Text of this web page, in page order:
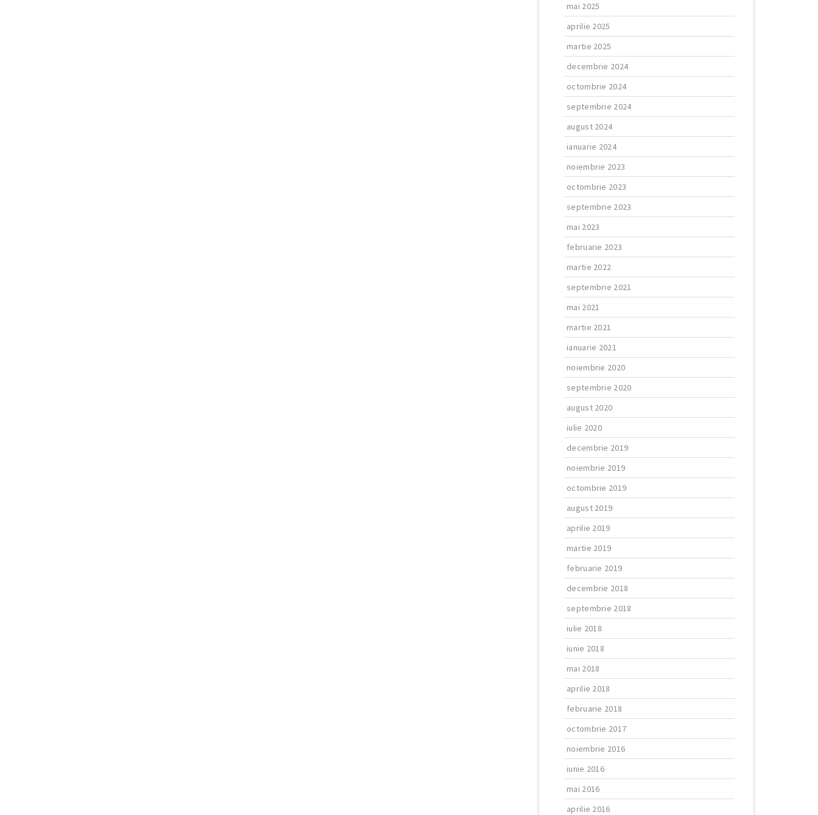
mai 2025
aprilie 2025
martie 2025
decembrie 2024
octombrie 2024
septembrie 2024
august 2024
ianuarie 2024
noiembrie 2023
octombrie 2023
septembrie 2023
mai 2023
februarie 2023
martie 2022
septembrie 2021
mai 2021
martie 2021
ianuarie 2021
noiembrie 2020
septembrie 2020
august 2020
iulie 2020
decembrie 2019
noiembrie 2019
octombrie 2019
august 2019
aprilie 2019
martie 2019
februarie 2019
decembrie 2018
septembrie 2018
iulie 2018
iunie 2018
mai 2018
aprilie 2018
februarie 2018
octombrie 2017
noiembrie 2016
iunie 2016
mai 2016
aprilie 2016